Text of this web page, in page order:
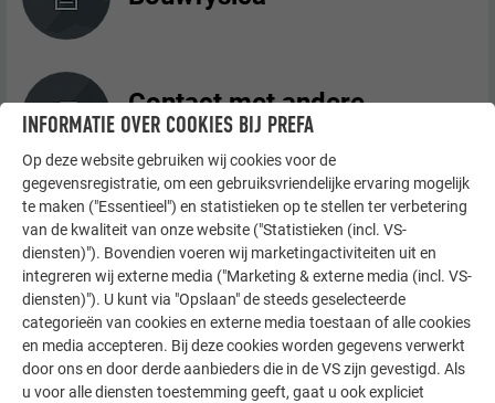
Contact met andere
materialen en gebouwdelen
Statische opmerkingen
Opslag, transport, omgang
INFORMATIE OVER COOKIES BIJ PREFA
Op deze website gebruiken wij cookies voor de
gegevensregistratie, om een gebruiksvriendelijke ervaring mogelijk
te maken ("Essentieel") en statistieken op te stellen ter verbetering
van de kwaliteit van onze website ("Statistieken (incl. VS-
diensten)"). Bovendien voeren wij marketingactiviteiten uit en
integreren wij externe media ("Marketing & externe media (incl. VS-
diensten)"). U kunt via "Opslaan" de steeds geselecteerde
categorieën van cookies en externe media toestaan of alle cookies
en media accepteren. Bij deze cookies worden gegevens verwerkt
door ons en door derde aanbieders die in de VS zijn gevestigd. Als
u voor alle diensten toestemming geeft, gaat u ook expliciet